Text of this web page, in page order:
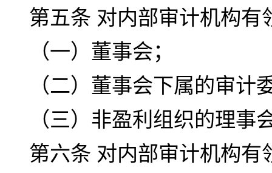
第五条 对内部审计机构
（一）董事会；
（二）董事会下属的审计
（三）非盈利组织的理事
第六条 对内部审计机构有